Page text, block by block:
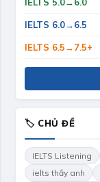
IELTS 6.0→6.5
IELTS 6.5→7.5+
🏷 CHỦ ĐỀ
IELTS Listening
ielts thầy anh